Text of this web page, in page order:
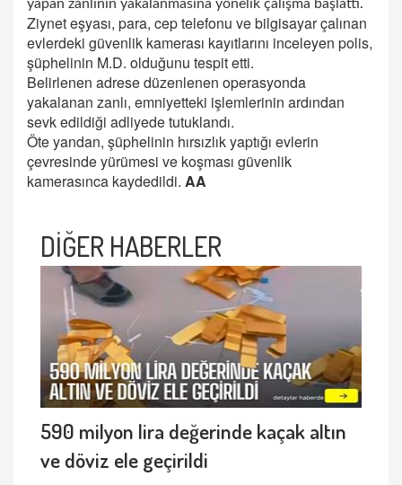
yapan zanlının yakalanmasına yönelik çalışma başlattı.
Ziynet eşyası, para, cep telefonu ve bilgisayar çalınan
evlerdeki güvenlik kamerası kayıtlarını inceleyen polis,
şüphelinin M.D. olduğunu tespit etti.
Belirlenen adrese düzenlenen operasyonda
yakalanan zanlı, emniyetteki işlemlerinin ardından
sevk edildiği adliyede tutuklandı.
Öte yandan, şüphelinin hırsızlık yaptığı evlerin
çevresinde yürümesi ve koşması güvenlik
kamerasınca kaydedildi. AA
DİĞER HABERLER
590 milyon lira değerinde kaçak altın
ve döviz ele geçirildi